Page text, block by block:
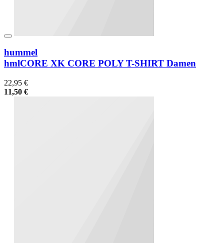
hummel
hmlCORE XK CORE POLY T-SHIRT Damen
22,95 €
11,50 €